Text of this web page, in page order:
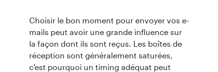
Choisir le bon moment pour envoyer vos e-
mails peut avoir une grande influence sur
la façon dont ils sont reçus. Les boîtes de
réception sont généralement saturées,
c'est pourquoi un timing adéquat peut